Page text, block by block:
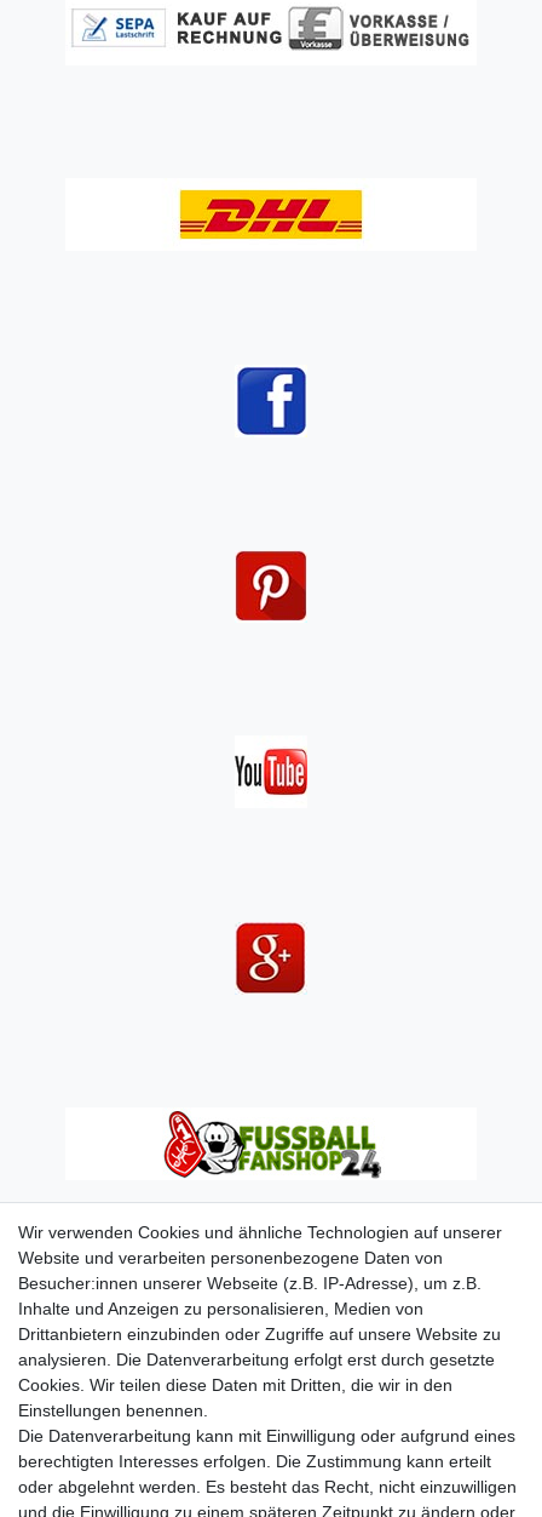
Wir verwenden Cookies und ähnliche Technologien auf unserer
Website und verarbeiten personenbezogene Daten von
Besucher:innen unserer Webseite (z.B. IP-Adresse), um z.B.
Inhalte und Anzeigen zu personalisieren, Medien von
Drittanbietern einzubinden oder Zugriffe auf unsere Website zu
analysieren. Die Datenverarbeitung erfolgt erst durch gesetzte
Cookies. Wir teilen diese Daten mit Dritten, die wir in den
Einstellungen benennen.
Die Datenverarbeitung kann mit Einwilligung oder aufgrund eines
berechtigten Interesses erfolgen. Die Zustimmung kann erteilt
oder abgelehnt werden. Es besteht das Recht, nicht einzuwilligen
und die Einwilligung zu einem späteren Zeitpunkt zu ändern oder